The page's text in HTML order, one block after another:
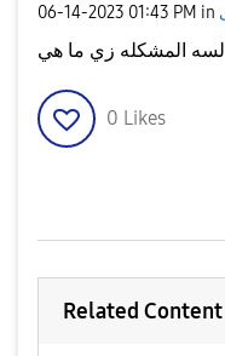
‎06-14-2023 01:43 PM in
لسه المشكله زي ما هي
0 Likes
Related Content